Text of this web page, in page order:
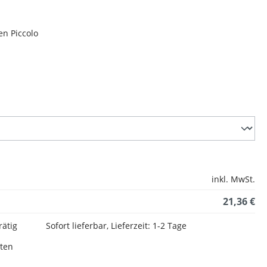
Piccolo
inkl. MwSt.
21,36 €
Sofort lieferbar, Lieferzeit: 1-2 Tage